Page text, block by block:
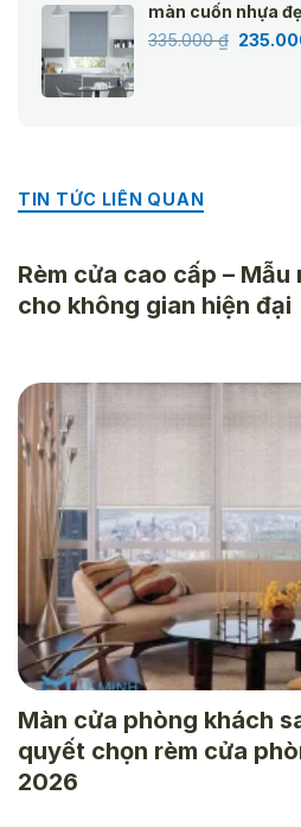
màn cuốn nhựa
335.000₫ Giá
TIN TỨC LIÊN QUAN
Rèm cửa cao cấp –
cho không gian hiện đại
Màn cửa phòng khách
quyết chọn rèm cửa
2026